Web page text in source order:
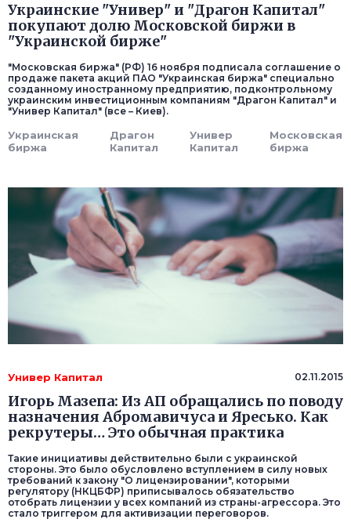
Украинские "Универ" и "Драгон Капитал"
покупают долю Московской биржи в
"Украинской бирже"
"Московская биржа" (РФ) 16 ноября подписала соглашение о
продаже пакета акций ПАО "Украинская биржа" специально
созданному иностранному предприятию, подконтрольному
украинским инвестиционным компаниям "Драгон Капитал" и
"Универ Капитал" (все – Киев).
Украинская
биржа
Драгон
Капитал
Универ
Капитал
Московская
биржа
Универ Капитал 02.11.2015
Игорь Мазепа: Из АП обращались по поводу
назначения Абромавичуса и Яресько. Как
рекрутеры… Это обычная практика
Такие инициативы действительно были с украинской
стороны. Это было обусловлено вступлением в силу новых
требований к закону "О лицензировании", которыми
регулятору (НКЦБФР) приписывалось обязательство
отобрать лицензии у всех компаний из страны-агрессора. Это
стало триггером для активизации переговоров.